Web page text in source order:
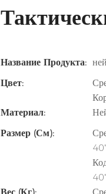
Название Продукта:
Цвет:
Материал:
Размер (см):